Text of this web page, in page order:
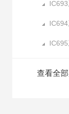
IC693
IC694
IC695
查看全